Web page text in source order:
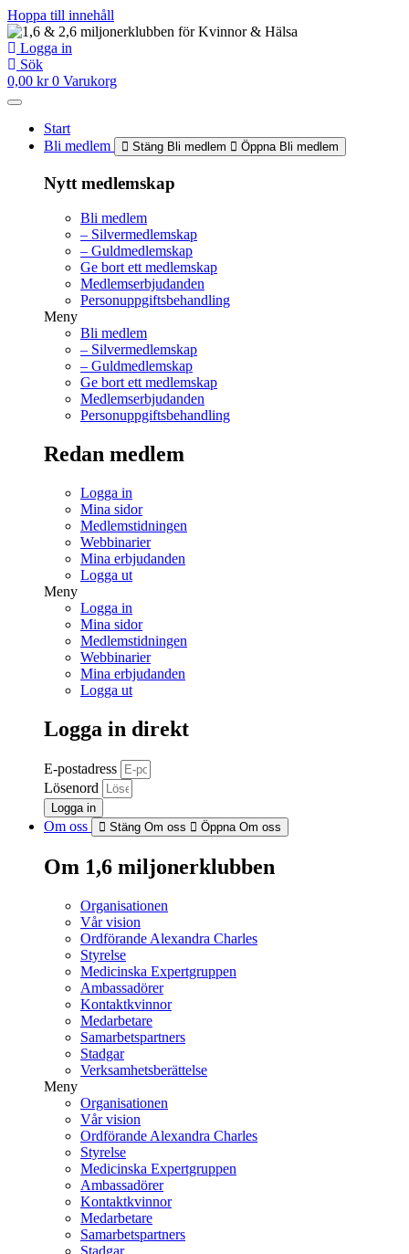
Hoppa till innehåll
Logga in
Sök
0,00 kr 0 Varukorg
Start
Bli medlem
Stäng Bli medlem Öppna Bli medlem
Nytt medlemskap
Bli medlem
– Silvermedlemskap
– Guldmedlemskap
Ge bort ett medlemskap
Medlemserbjudanden
Personuppgiftsbehandling
Meny
Bli medlem
– Silvermedlemskap
– Guldmedlemskap
Ge bort ett medlemskap
Medlemserbjudanden
Personuppgiftsbehandling
Redan medlem
Logga in
Mina sidor
Medlemstidningen
Webbinarier
Mina erbjudanden
Logga ut
Meny
Logga in
Mina sidor
Medlemstidningen
Webbinarier
Mina erbjudanden
Logga ut
Logga in direkt
E-postadress
Lösenord
Logga in
Om oss Stäng Om oss Öppna Om oss
Om 1,6 miljonerklubben
Organisationen
Vår vision
Ordförande Alexandra Charles
Styrelse
Medicinska Expertgruppen
Ambassadörer
Kontaktkvinnor
Medarbetare
Samarbetspartners
Stadgar
Verksamhetsberättelse
Meny
Organisationen
Vår vision
Ordförande Alexandra Charles
Styrelse
Medicinska Expertgruppen
Ambassadörer
Kontaktkvinnor
Medarbetare
Samarbetspartners
Stadgar